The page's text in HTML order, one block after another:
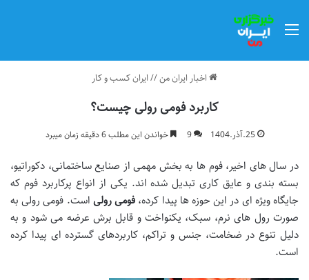
اخبار ایران من// ایران کسب و کار
کاربرد فومی رولی چیست؟
25.آذر.1404 9 خواندن این مطلب 6 دقیقه زمان میبرد
در سال های اخیر، فوم ها به بخش مهمی از صنایع ساختمانی، دکوراتیو،
بسته بندی و عایق کاری تبدیل شده اند. یکی از انواع پرکاربرد فوم که
جایگاه ویژه ای در این حوزه ها پیدا کرده، فومی رولی است. فومی رولی به
صورت رول های نرم، سبک، یکنواخت و قابل برش عرضه می شود و به
دلیل تنوع در ضخامت، جنس و تراکم، کاربردهای گسترده ای پیدا کرده
است.